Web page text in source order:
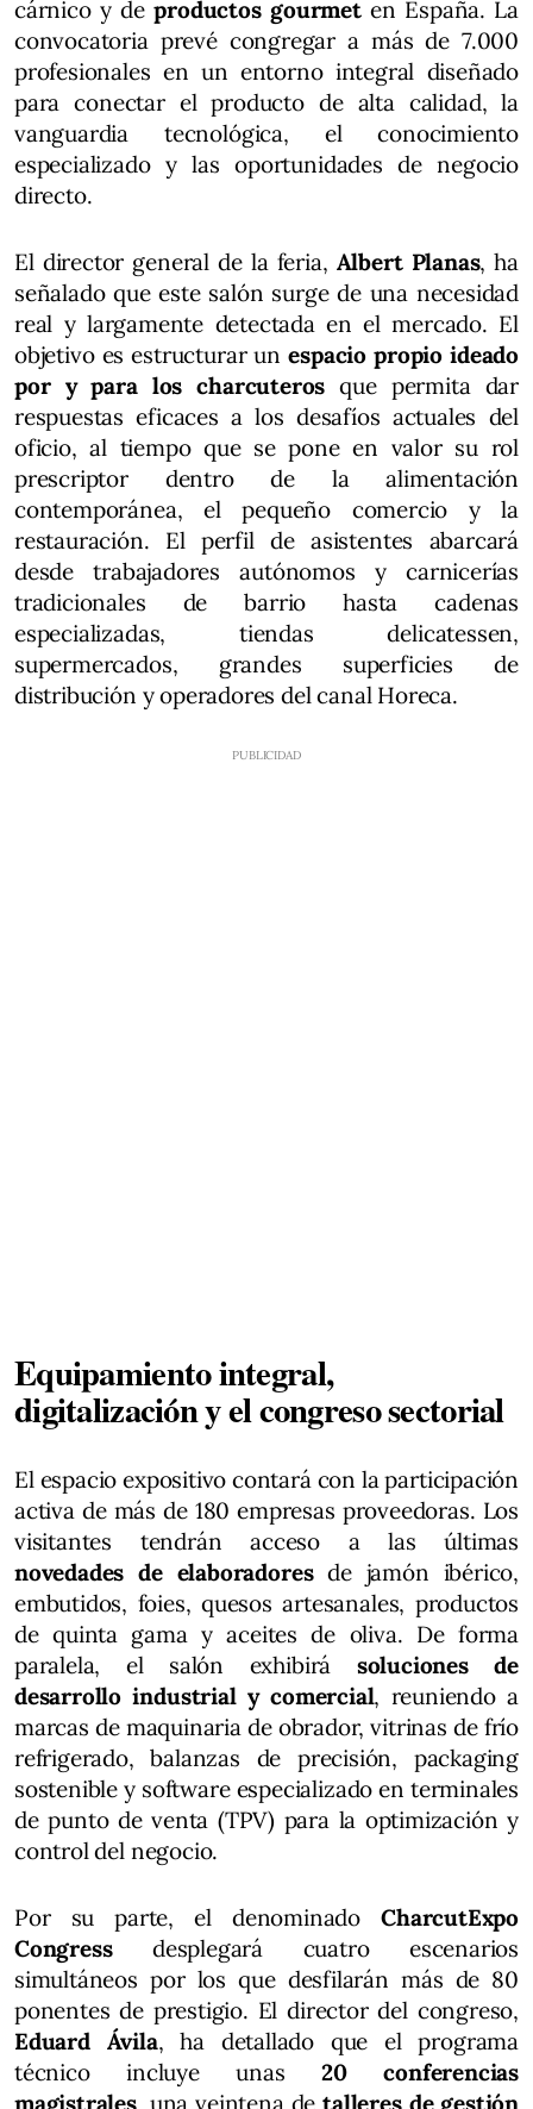
cárnico y deproductos gourmeten España. La
convocatoria prevé congregar a más de 7.000
profesionales en un entorno integral diseñado
para conectar el producto de alta calidad, la
vanguardia tecnológica, el conocimiento
especializado y las oportunidades de negocio
directo.
El director general de la feria, Albert Planas, ha
señalado que este salón surge de una necesidad
real y largamente detectada en el mercado. El
objetivo es estructurar unespacio propio ideado
por y para los charcuteros que permita dar
respuestas eficaces a los desafíos actuales del
oficio, al tiempo que se pone en valor su rol
prescriptor dentro de la alimentación
contemporánea, el pequeño comercio y la
restauración. El perfil de asistentes abarcará
desde trabajadores autónomos y carnicerías
tradicionales de barrio hasta cadenas
especializadas, tiendas delicatessen,
supermercados, grandes superficies de
distribución y operadores del canal Horeca.
Equipamiento integral,
digitalización y el congreso sectorial
El espacio expositivo contará con la participación
activa de más de 180 empresas proveedoras. Los
visitantes tendrán acceso a las últimas
novedades de elaboradoresde jamón ibérico,
embutidos, foies, quesos artesanales, productos
de quinta gama y aceites de oliva. De forma
paralela, el salón exhibirá soluciones de
desarrollo industrial y comercial, reuniendo a
marcas de maquinaria de obrador, vitrinas de frío
refrigerado, balanzas de precisión, packaging
sostenible y software especializado en terminales
de punto de venta (TPV) para la optimización y
control del negocio.
Por su parte, el denominadoCharcutExpo
Congressdesplegará cuatro escenarios
simultáneos por los que desfilarán más de 80
ponentes de prestigio. El director del congreso,
Eduard Ávila, ha detallado que el programa
técnico incluye unas20 conferencias